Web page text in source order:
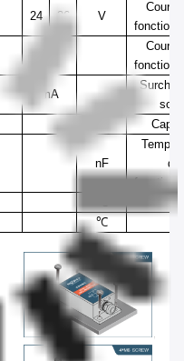
24 36 V
mA
nF
de
℃